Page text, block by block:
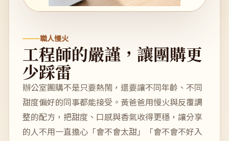
職人慢火
工程師的嚴謹，讓團購更
少踩雷
辦公室團購不是只要熱鬧，還要讓不同年齡、不同
甜度偏好的同事都能接受。黃爸爸用慢火與反覆調
整的配方，把甜度、口感與香氣收得更穩，讓分享
的人不用一直擔心「會不會太甜」「會不會不好入